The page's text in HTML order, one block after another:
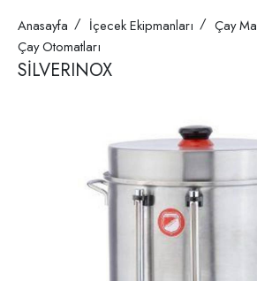
Anasayfa İçecek Ekipmanları
Çay
Çay Otomatları
SİLVERINOX